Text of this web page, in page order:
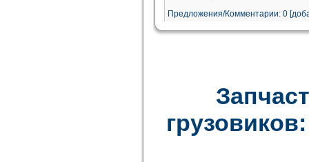
Предложения/Комментарии: 0